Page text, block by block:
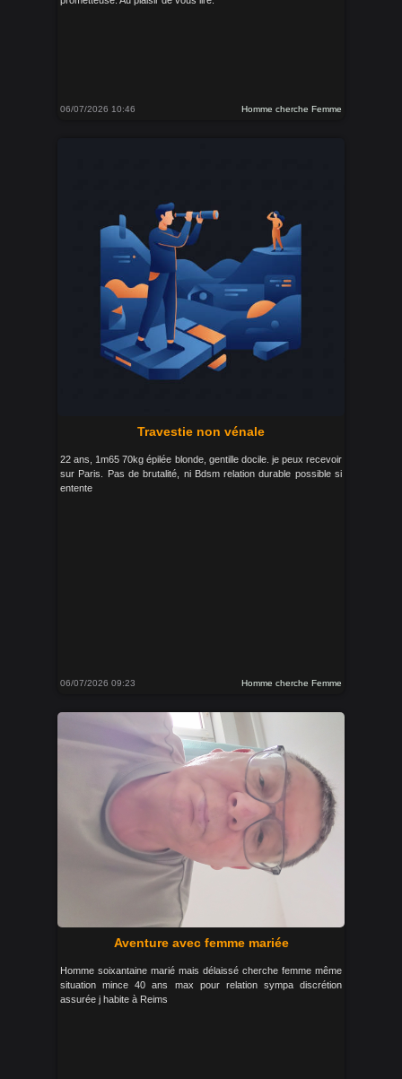
06/07/2026 10:46 Homme cherche Femme
Travestie non vénale
22 ans, 1m65 70kg épilée blonde, gentille docile. je peux recevoir
sur Paris. Pas de brutalité, ni Bdsm relation durable possible si
entente
06/07/2026 09:23 Homme cherche Femme
Aventure avec femme mariée
Homme soixantaine marié mais délaissé cherche femme même
situation mince 40 ans max pour relation sympa discrétion
assurée j habite à Reims